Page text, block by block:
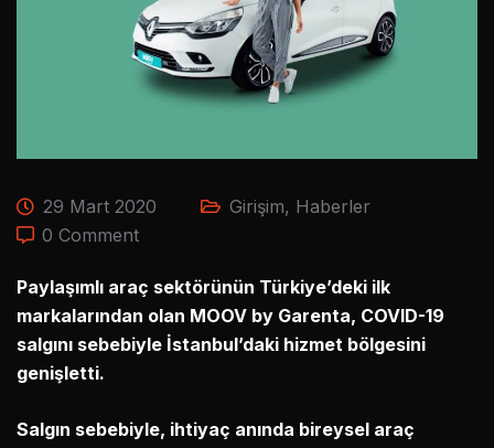
29 Mart 2020 Girişim, Haberler
0 Comment
Paylaşımlı araç sektörünün Türkiye’deki ilk
markalarından olan MOOV by Garenta, COVID-19
salgını sebebiyle İstanbul’daki hizmet bölgesini
genişletti.
Salgın sebebiyle, ihtiyaç anında bireysel araç